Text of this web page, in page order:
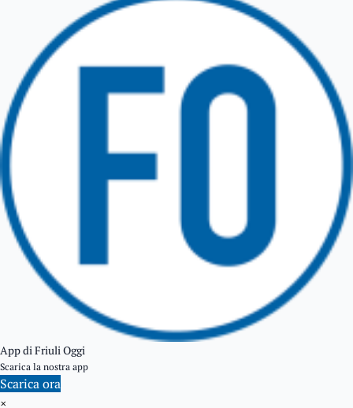
TRICESIMO
TARCENTO
GEMONA DEL FRIULI
App di Friuli Oggi
Scarica la nostra app
Scarica ora
×